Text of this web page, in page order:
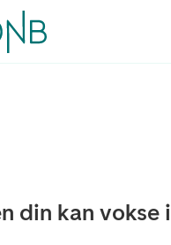
din kan vokse i